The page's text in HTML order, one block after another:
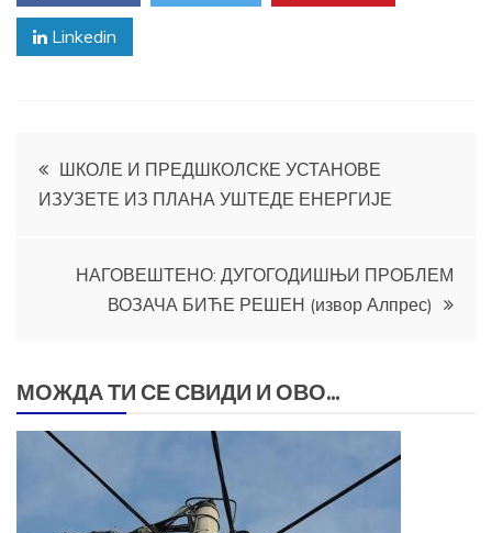
Linkedin
Кретање
чланка
ШКОЛЕ И ПРЕДШКОЛСКЕ УСТАНОВЕ
ИЗУЗЕТЕ ИЗ ПЛАНА УШТЕДЕ ЕНЕРГИЈЕ
НАГОВЕШТЕНО: ДУГОГОДИШЊИ ПРОБЛЕМ
ВОЗАЧА БИЋЕ РЕШЕН (извор Алпрес)
МОЖДА ТИ СЕ СВИДИ И ОВО...